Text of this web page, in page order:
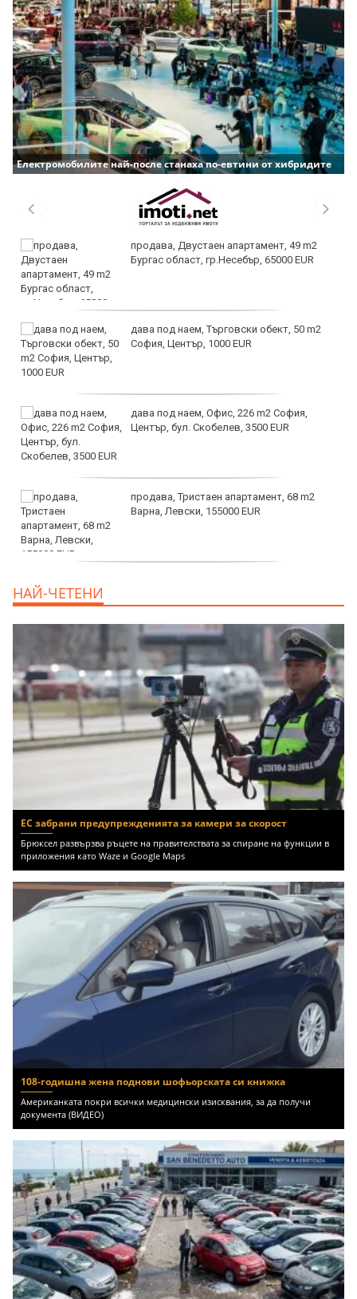
Електромобилите най-после станаха по-евтини от хибридите
продава, Двустаен апартамент, 49 m2
Бургас област, гр.Несебър, 65000 EUR
дава под наем, Търговски обект, 50 m2
София, Център, 1000 EUR
дава под наем, Офис, 226 m2 София,
Център, бул. Скобелев, 3500 EUR
продава, Тристаен апартамент, 68 m2
Варна, Левски, 155000 EUR
НАЙ-ЧЕТЕНИ
ЕС забрани предупрежденията за камери за скорост
Брюксел развързва ръцете на правителствата за спиране на функции в
приложения като Waze и Google Maps
108-годишна жена поднови шофьорската си книжка
Американката покри всички медицински изисквания, за да получи
документа (ВИДЕО)